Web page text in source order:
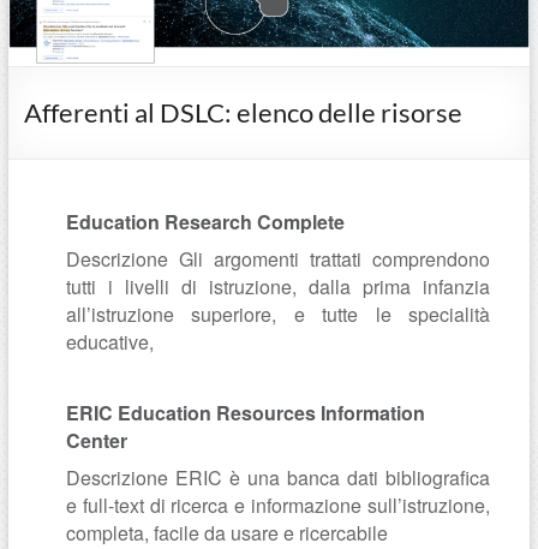
Afferenti al DSLC: elenco delle risorse
Education Research Complete
Descrizione Gli argomenti trattati comprendono
tutti i livelli di istruzione, dalla prima infanzia
all’istruzione superiore, e tutte le specialità
educative,
ERIC Education Resources Information
Center
Descrizione ERIC è una banca dati bibliografica
e full-text di ricerca e informazione sull’istruzione,
completa, facile da usare e ricercabile